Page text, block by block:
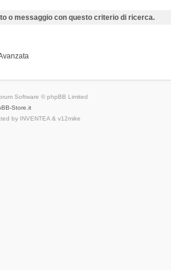
o messaggio con questo criterio di ricerca.
Software © phpBB Limited
Store.it
by INVENTEA & v12mike